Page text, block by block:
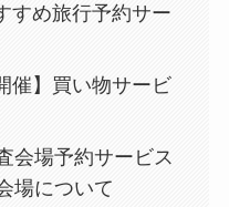
すめ旅行予約サー
催】買い物サービ
会場予約サービス
場について